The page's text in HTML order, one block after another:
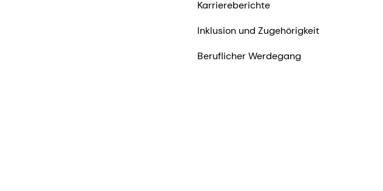
Karriereberichte
Inklusion und Zugehörigkeit
Beruflicher Werdegang